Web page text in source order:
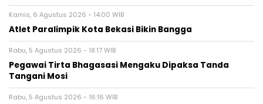
Kamis, 6 Agustus 2026 - 14:00 WIB
Atlet Paralimpik Kota Bekasi Bikin Bangga
Rabu, 5 Agustus 2026 - 18:17 WIB
Pegawai Tirta Bhagasasi Mengaku Dipaksa Tanda
Tangani Mosi
Rabu, 5 Agustus 2026 - 16:16 WIB